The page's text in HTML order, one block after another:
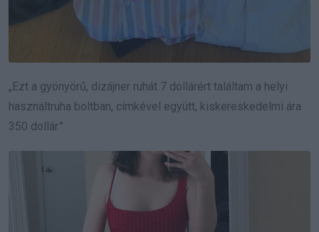
„Ezt a gyönyörű, dizájner ruhát 7 dollárért találtam a helyi
használtruha boltban, címkével együtt, kiskereskedelmi ára
350 dollár.”